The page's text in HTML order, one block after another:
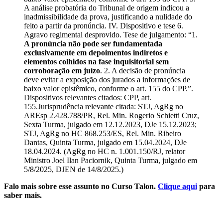
A análise probatória do Tribunal de origem indicou a
inadmissibilidade da prova, justificando a nulidade do
feito a partir da pronúncia. IV. Dispositivo e tese 6.
Agravo regimental desprovido. Tese de julgamento: “1.
A pronúncia não pode ser fundamentada
exclusivamente em depoimentos indiretos e
elementos colhidos na fase inquisitorial sem
corroboração em juízo. 2. A decisão de pronúncia
deve evitar a exposição dos jurados a informações de
baixo valor epistêmico, conforme o art. 155 do CPP.”.
Dispositivos relevantes citados: CPP, art.
155.Jurisprudência relevante citada: STJ, AgRg no
AREsp 2.428.788/PR, Rel. Min. Rogerio Schietti Cruz,
Sexta Turma, julgado em 12.12.2023, DJe 15.12.2023;
STJ, AgRg no HC 868.253/ES, Rel. Min. Ribeiro
Dantas, Quinta Turma, julgado em 15.04.2024, DJe
18.04.2024. (AgRg no HC n. 1.001.150/RJ, relator
Ministro Joel Ilan Paciornik, Quinta Turma, julgado em
5/8/2025, DJEN de 14/8/2025.)
Falo mais sobre esse assunto no Curso Talon. Clique aqui para
saber mais.